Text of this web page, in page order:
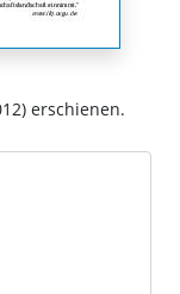
erschienen.